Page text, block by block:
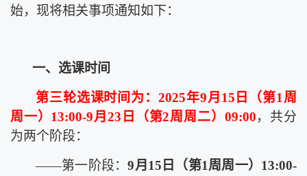
始，现将相关事项通知如下：
一、选课时间
第三轮选课时间为： 2025年9月 15 日（第1 周
周一） 13:00-9月23 日（第2周周 二） 09:00，共分
为两个阶段：
——第一阶段：9月 15 日（第1周周 一） 13:00-